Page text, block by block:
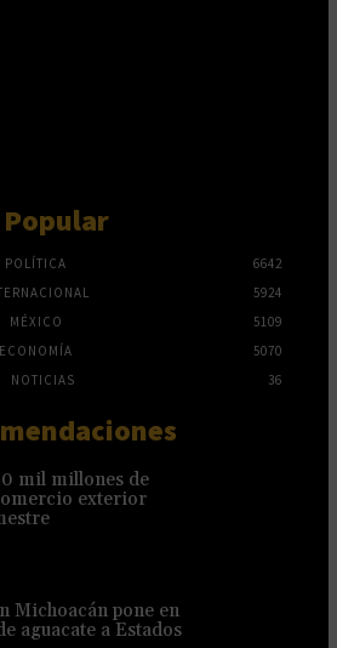
Popular
POLÍTICA
6642
5924
MÉXICO
5109
ECONOMÍA
5070
NOTICIAS
36
mil millones de
exterior
Michoacán pone en
aguacate a Estados